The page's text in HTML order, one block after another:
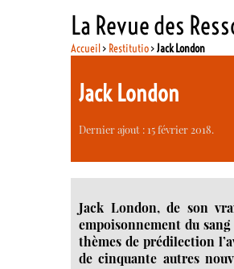
La Revue des
Accueil> Restitutio>Jack London
Jack London
Dernier ajout : 15 février 2018.
Jack London, de son
empoisonnement du
thèmes de prédilection
de cinquante autres